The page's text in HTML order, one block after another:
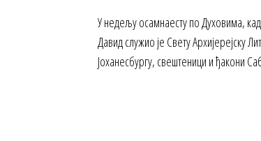
У недељу осамнаесту по Духовима,
Давид служио је Свету Архијерејску
Јоханесбургу, свештеници и ђакони